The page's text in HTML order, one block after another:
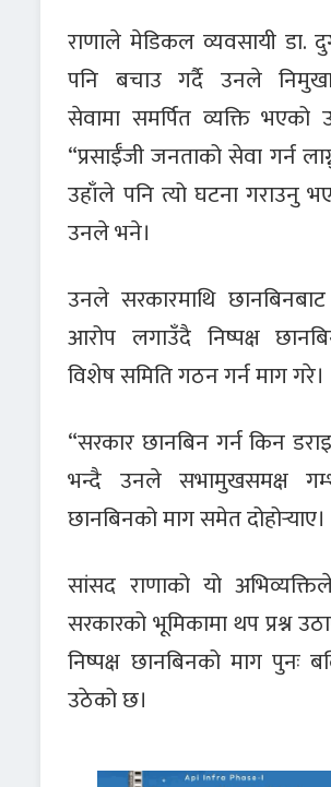
राणाले मेडिकल व्यवसायी डा.
पनि बचाउ गर्दै उनले
सेवामा समर्पित व्यक्ति
“प्रसाईँजी जनताको सेवा गर्न
उहाँले पनि त्यो घटना गराउनु
उनले भने।
उनले सरकारमाथि
आरोप लगाउँदै निष्पक्ष
विशेष समिति गठन गर्न माग गरे।
“सरकार छानबिन गर्न किन
भन्दै उनले सभामुखसमक्ष
छानबिनको माग समेत दोहोर्‍याए।
सांसद राणाको यो
सरकारको भूमिकामा थप प्रश्न
निष्पक्ष छानबिनको माग पुनः
उठेको छ।